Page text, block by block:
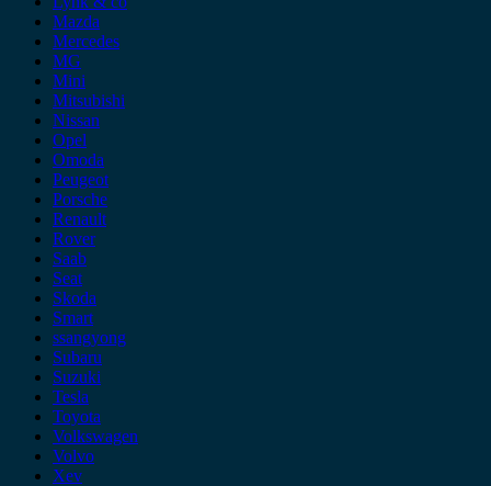
Mazda
Mercedes
MG
Mini
Mitsubishi
Nissan
Opel
Omoda
Peugeot
Porsche
Renault
Rover
Saab
Seat
Skoda
Smart
ssangyong
Subaru
Suzuki
Tesla
Toyota
Volkswagen
Volvo
Xev